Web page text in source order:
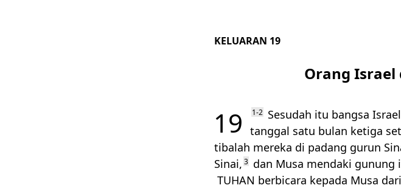
KELUARAN 19
Orang Israel
19 1-2
Sesudah itu bangsa
tanggal satu bulan ketiga
tibalah mereka di padang gurun
Sinai, 3
dan Musa mendaki
TUHAN berbicara kepada Musa